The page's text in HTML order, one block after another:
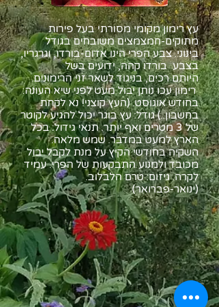
עץ רימון מקומי מסורתי בעל פירות
מתוקים-חמצמצים משובחים בגודל
בינוני. צבע הפרי הינו אדום-בורדו, וגרגריו,
בצבע בורדו קהה, ידועים בשל
היותם רכים, בניגוד לשאר זני הרימונים.
רימון עכו נותן יבול מעט לפני שיא העונה:
בחודש אוגוסט. (העץ קוצני! נא לקחת
בחשבון..) גודל: עץ בוגר יכול להגיע לקוטר
של 3 מטרים ואף יותר. תנאי גידול: בכל
הארץ למעט במדבר. שמש מלאה.
השקיה בחודשי הקיץ על מנת לקבל יבול
מכובד ולמנוע התבקעות של הפרי. עמיד
לקרה. גיזום: טרם הלבלוב.
(ינואר-פברואר)